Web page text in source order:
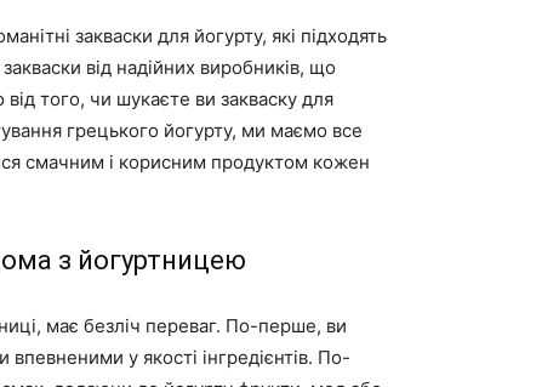
закваски для йогурту, які підходять
від надійних виробників, що
того, чи шукаєте ви закваску для
грецького йогурту, ми маємо все
смачним і корисним продуктом кожен
з йогуртницею
має безліч переваг. По-перше, ви
у якості інгредієнтів. По-